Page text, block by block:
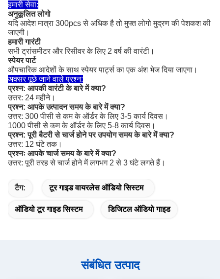
हमारी सेवा:
अनुकूलित लोगो
यदि आदेश मात्रा 300pcs से अधिक है तो मुफ्त लोगो मुद्रण की पेशकश की
जाएगी।
हमारी गारंटी
सभी ट्रांसमीटर और रिसीवर के लिए 2 वर्ष की वारंटी।
स्पेयर पार्ट
औपचारिक आदेशों के साथ स्पेयर पार्ट्स का एक अंश भेज दिया जाएगा।
अक्सर पूछे जाने वाले प्रश्न:
प्रश्न: आपकी वारंटी के बारे में क्या?
उत्तर: 24 महीने।
प्रश्न: आपके उत्पादन समय के बारे में क्या?
उत्तर: 300 पीसी से कम के ऑर्डर के लिए 3-5 कार्य दिवस।
1000 पीसी से कम के ऑर्डर के लिए 5-8 कार्य दिवस।
प्रश्न: पूरी बैटरी से चार्ज होने पर उपयोग समय के बारे में क्या?
उत्तर: 12 घंटे तक।
प्रश्नः आपके चार्ज समय के बारे में क्या?
उत्तर: पूरी तरह से चार्ज होने में लगभग 2 से 3 घंटे लगते हैं।
टैग: टूर गाइड वायरलेस ऑडियो सिस्टम
ऑडियो टूर गाइड सिस्टम डिजिटल ऑडियो गाइड
संबंधित उत्पाद